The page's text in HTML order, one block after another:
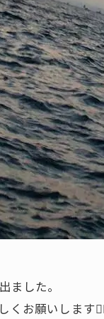
ました。
くお願いします